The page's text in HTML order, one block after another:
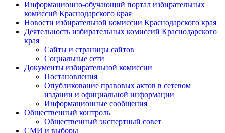
Информационно-обучающий портал избирательных
комиссий Краснодарского края
Новости избирательной комиссии Краснодарского края
Деятельность избирательных комиссий Краснодарского
края
Сайты и страницы сайтов
Социальные сети
Документы избирательной комиссии
Постановления
Опубликование правовых актов в сетевом
издании и официальной информации
Информационные сообщения
Общественный контроль
Общественный экспертный совет
СМИ и выборы